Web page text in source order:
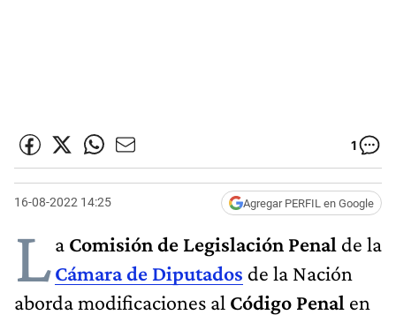
1
16-08-2022 14:25 Agregar PERFIL en Google
La Comisión de Legislación Penal de la
Cámara de Diputados de la Nación
aborda modificaciones al Código Penal en